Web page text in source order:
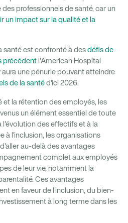
professionnels de santé, car un
un impact sur la qualité et la
santé est confronté à desdéfis de
précédent l'American Hospital
une pénurie pouvant atteindre
de la santéd'ici 2026.
la rétention des employés, les
un élément essentiel de toute
l'évolution des effectifs et à la
à l'inclusion, les organisations
au-delà des avantages
complet aux employés
de leur vie, notamment la
Ces avantages
en faveur de l'inclusion, du bien-
à long terme dans les